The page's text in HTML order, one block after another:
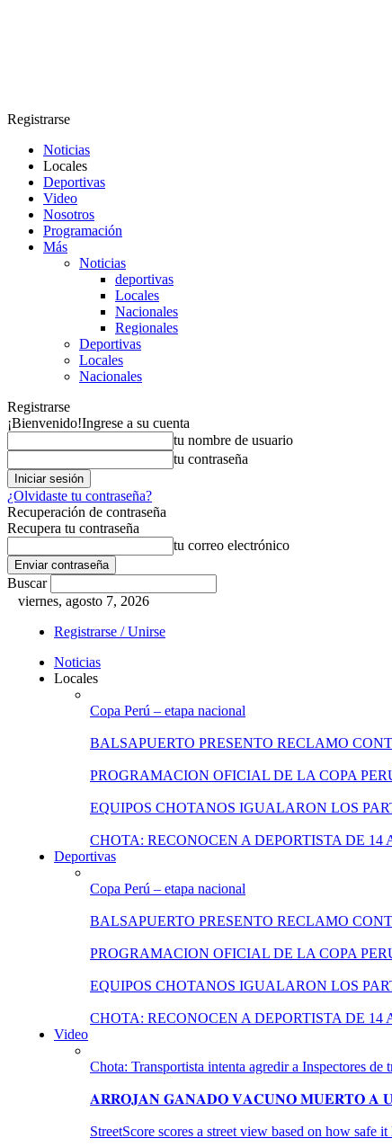
Registrarse
Noticias
Locales
Deportivas
Video
Nosotros
Programación
Más
Noticias
deportivas
Locales
Nacionales
Regionales
Deportivas
Locales
Nacionales
Registrarse
¡Bienvenido!Ingrese a su cuenta
tu nombre de usuario
tu contraseña
¿Olvidaste tu contraseña?
Recuperación de contraseña
Recupera tu contraseña
tu correo electrónico
Buscar
viernes, agosto 7, 2026
Registrarse / Unirse
Noticias
Locales
Copa Perú – etapa nacional
BALSAPUERTO PRESENTO RECLAMO
PROGRAMACION OFICIAL DE LA COPA
EQUIPOS CHOTANOS IGUALARON LOS
CHOTA: RECONOCEN A DEPORTISTA DE 14
Deportivas
Copa Perú – etapa nacional
BALSAPUERTO PRESENTO RECLAMO
PROGRAMACION OFICIAL DE LA COPA
EQUIPOS CHOTANOS IGUALARON LOS
CHOTA: RECONOCEN A DEPORTISTA DE 14
Video
Chota: Transportista intenta agredir a Inspectores de
𝐀𝐑𝐑𝐎𝐉𝐀𝐍 𝐆𝐀𝐍𝐀𝐃𝐎 𝐕𝐀𝐂𝐔𝐍𝐎 𝐌𝐔𝐄𝐑𝐓𝐎 𝐀
StreetScore scores a street view based on how safe